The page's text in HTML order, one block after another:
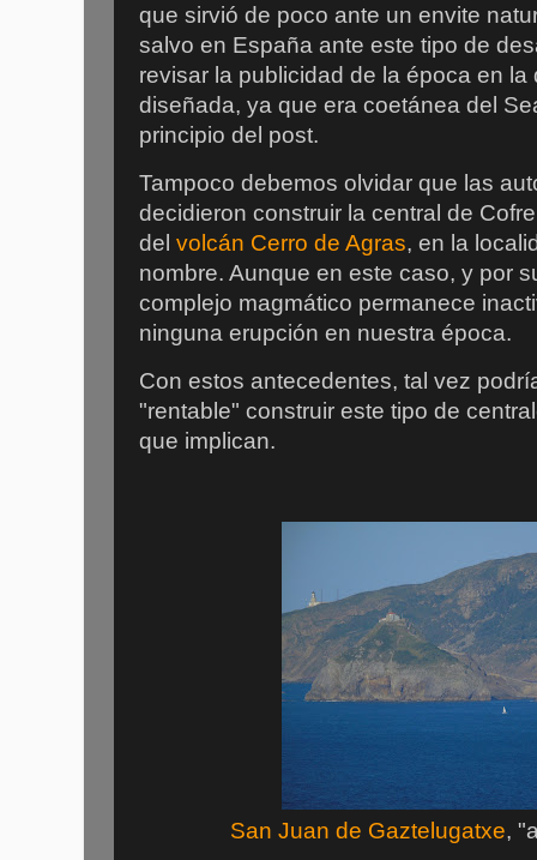
que sirvió de poco ante un envite
salvo en España ante este tipo de
revisar la publicidad de la época en la
diseñada, ya que era coetánea del
principio del post.
Tampoco debemos olvidar que las
decidieron construir la central de
del volcán Cerro de Agras, en la
nombre. Aunque en este caso, y por
complejo magmático permanece
ninguna erupción en nuestra época.
Con estos antecedentes, tal vez
"rentable" construir este tipo de
que implican.
San Juan de Gaztelugatxe,